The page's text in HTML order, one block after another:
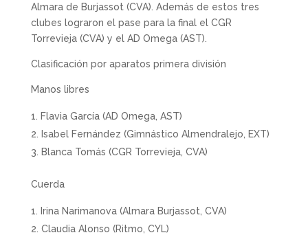
Almara de Burjassot (CVA). Además de estos tres
clubes lograron el pase para la final el CGR
Torrevieja (CVA) y el AD Omega (AST).
Clasificación por aparatos primera división
Manos libres
Flavia García (AD Omega, AST)
Isabel Fernández (Gimnástico Almendralejo, EXT)
Blanca Tomás (CGR Torrevieja, CVA)
Cuerda
Irina Narimanova (Almara Burjassot, CVA)
Claudia Alonso (Ritmo, CYL)